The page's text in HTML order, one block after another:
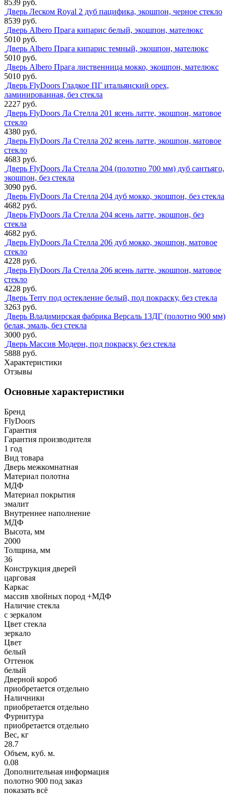
8539 руб.
Дверь Леском Royal 2 дуб пацифика, экошпон, черное стекло
8539 руб.
Дверь Albero Прага кипарис белый, экошпон, мателюкс
5010 руб.
Дверь Albero Прага кипарис темный, экошпон, мателюкс
5010 руб.
Дверь Albero Прага лиственница мокко, экошпон, мателюкс
5010 руб.
Дверь FlyDoors Гладкое ПГ итальянский орех,
ламинированная, без стекла
2227 руб.
Дверь FlyDoors Ла Стелла 201 ясень латте, экошпон, матовое
стекло
4380 руб.
Дверь FlyDoors Ла Стелла 202 ясень латте, экошпон, матовое
стекло
4683 руб.
Дверь FlyDoors Ла Стелла 204 (полотно 700 мм) дуб сантьяго,
экошпон, без стекла
3090 руб.
Дверь FlyDoors Ла Стелла 204 дуб мокко, экошпон, без стекла
4682 руб.
Дверь FlyDoors Ла Стелла 204 ясень латте, экошпон, без
стекла
4682 руб.
Дверь FlyDoors Ла Стелла 206 дуб мокко, экошпон, матовое
стекло
4228 руб.
Дверь FlyDoors Ла Стелла 206 ясень латте, экошпон, матовое
стекло
4228 руб.
Дверь Terry под остекление белый, под покраску, без стекла
3263 руб.
Дверь Владимирская фабрика Версаль 13ДГ (полотно 900 мм)
белая, эмаль, без стекла
3000 руб.
Дверь Массив Модерн, под покраску, без стекла
5888 руб.
Характеристики
Отзывы
Основные характеристики
Бренд
FlyDoors
Гарантия
Гарантия производителя
1 год
Вид товара
Дверь межкомнатная
Материал полотна
МДФ
Материал покрытия
эмалит
Внутреннее наполнение
МДФ
Высота, мм
2000
Толщина, мм
36
Конструкция дверей
царговая
Каркас
массив хвойных пород +МДФ
Наличие стекла
с зеркалом
Цвет стекла
зеркало
Цвет
белый
Оттенок
белый
Дверной короб
приобретается отдельно
Наличники
приобретается отдельно
Фурнитура
приобретается отдельно
Вес, кг
28.7
Объем, куб. м.
0.08
Дополнительная информация
полотно 900 под заказ
показать всё